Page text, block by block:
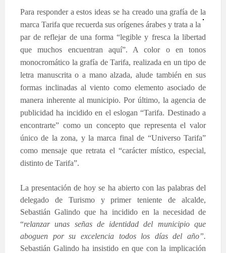
Para responder a estos ideas se ha creado una grafía de la
marca Tarifa que recuerda sus orígenes árabes y trata a la
par de reflejar de una forma “legible y fresca la libertad
que muchos encuentran aquí”. A color o en tonos
monocromático la grafía de Tarifa, realizada en un tipo de
letra manuscrita o a mano alzada, alude también en sus
formas inclinadas al viento como elemento asociado de
manera inherente al municipio. Por último, la agencia de
publicidad ha incidido en el eslogan “Tarifa. Destinado a
encontrarte” como un concepto que representa el valor
único de la zona, y la marca final de “Universo Tarifa”
como mensaje que retrata el “carácter místico, especial,
distinto de Tarifa”.
La presentación de hoy se ha abierto con las palabras del
delegado de Turismo y primer teniente de alcalde,
Sebastián Galindo que ha incidido en la necesidad de
“relanzar unas señas de identidad del municipio que
aboguen por su excelencia todos los días del año”.
Sebastián Galindo ha insistido en que con la implicación